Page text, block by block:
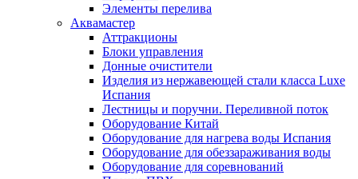
Элементы перелива
Аквамастер
Аттракционы
Блоки управления
Донные очистители
Изделия из нержавеющей стали класса Luxe
Испания
Лестницы и поручни. Переливной поток
Оборудование Китай
Оборудование для нагрева воды Испания
Оборудование для обеззараживания воды
Оборудование для соревнований